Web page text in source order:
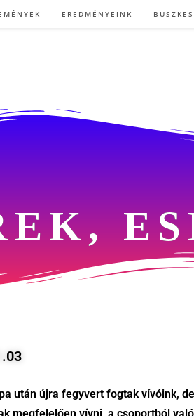
EREDMÉNYEINK
után újra fegyvert fogtak vívóink,